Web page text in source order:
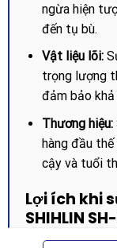
ngừa hiện
đến tụ bù.
Vật liệu lõi:
trọng lượng
đảm bảo
Thương hiệu:
hàng đầu
cậy và tuổi
Lợi ích khi
SHIHLIN